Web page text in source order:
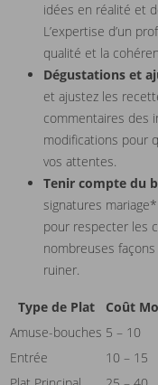
idées en réalité et
L’expertise d’un
qualité et la
Dégustations et
et ajustez les
commentaires des
modifications pour
vos attentes.
Tenir compte du
signatures
pour respecter les
nombreuses
ruiner.
Type de Plat
Coût
Amuse-bouches 5 – 10
Entrée
10 – 15